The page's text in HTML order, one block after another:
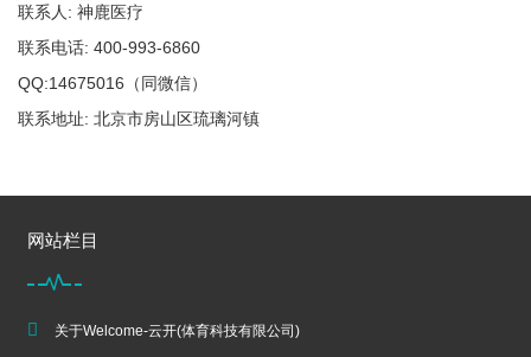
联系人: 神鹿医疗
联系电话: 400-993-6860
QQ:14675016（同微信）
联系地址: 北京市房山区琉璃河镇
网站栏目
关于Welcome-云开(体育科技有限公司)